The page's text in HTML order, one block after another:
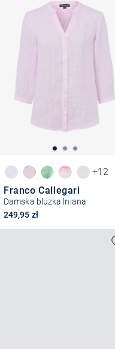
+12
Franco Callegari
Damska bluzka lniana
249,95 zł